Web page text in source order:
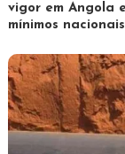
vigor em Angola
mínimos nacionais